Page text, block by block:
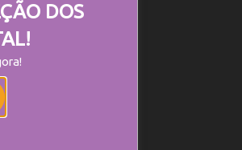
DOS